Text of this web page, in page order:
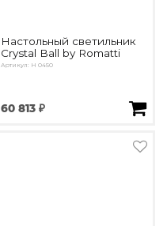
Настольный светильник
Crystal Ball by Romatti
Артикул: Н 0450
60 813 ₽